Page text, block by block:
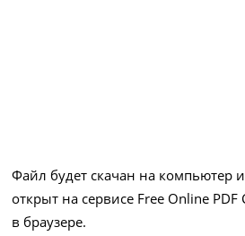
Файл будет скачан на компьютер
открыт на сервисе Free Online
в браузере.